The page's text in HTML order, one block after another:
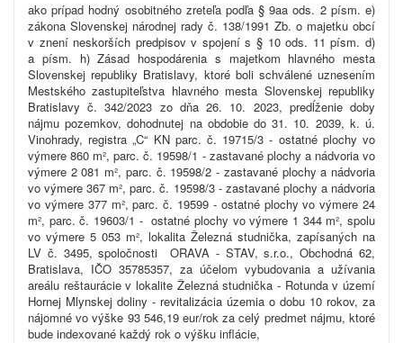
ako prípad hodný osobitného zreteľa podľa § 9aa ods. 2 písm. e)
zákona Slovenskej národnej rady č. 138/1991 Zb. o majetku obcí
v znení neskorších predpisov v spojení s § 10 ods. 11 písm. d)
a písm. h) Zásad hospodárenia s majetkom hlavného mesta
Slovenskej republiky Bratislavy, ktoré boli schválené uznesením
Mestského zastupiteľstva hlavného mesta Slovenskej republiky
Bratislavy č. 342/2023 zo dňa 26. 10. 2023, predĺženie doby
nájmu pozemkov, dohodnutej na obdobie do 31. 10. 2039, k. ú.
Vinohrady, registra „C“ KN parc. č. 19715/3 - ostatné plochy vo
výmere 860 m², parc. č. 19598/1 - zastavané plochy a nádvoria vo
výmere 2 081 m², parc. č. 19598/2 - zastavané plochy a nádvoria
vo výmere 367 m², parc. č. 19598/3 - zastavané plochy a nádvoria
vo výmere 377 m², parc. č. 19599 - ostatné plochy vo výmere 24
m², parc. č. 19603/1 - ostatné plochy vo výmere 1 344 m², spolu
vo výmere 5 053 m², lokalita Železná studnička, zapísaných na
LV č. 3495, spoločnosti ORAVA - STAV, s.r.o., Obchodná 62,
Bratislava, IČO 35785357, za účelom vybudovania a užívania
areálu reštaurácie v lokalite Železná studnička - Rotunda v území
Hornej Mlynskej doliny - revitalizácia územia o dobu 10 rokov, za
nájomné vo výške 93 546,19 eur/rok za celý predmet nájmu, ktoré
bude indexované každý rok o výšku inflácie,